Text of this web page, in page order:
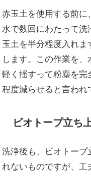
赤玉土を使用する前
水で数回にわたって
玉土を半分程度入れ
します。この作業を
軽く揺すって粉塵を完
程度減らせると言われ
ビオトープ立ち
洗浄後も、ビオトープ
れないものですが、